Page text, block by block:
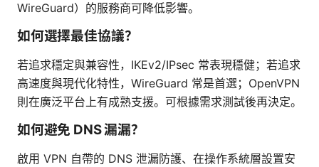
WireGuard）的服務商可降低影響。
如何選擇最佳協議？
若追求穩定與兼容性，IKEv2/IPsec 常表現穩健；若追求
高速度與現代化特性，WireGuard 常是首選；OpenVPN
則在廣泛平台上有成熟支援。可根據需求測試後再決定。
如何避免 DNS 漏漏？
啟用 VPN 自帶的 DNS 泄漏防護、在操作系統層設置安